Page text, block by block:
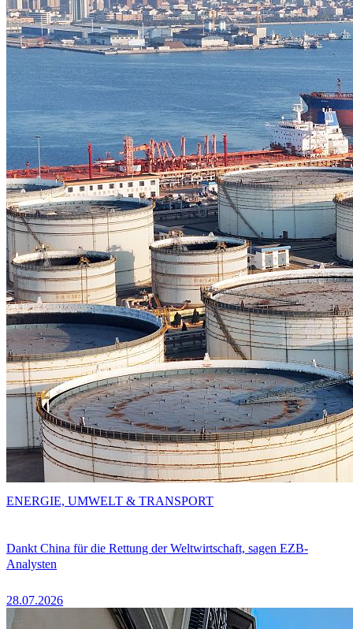
Dankt China für die Rettung der Weltwirtschaft, sagen EZB-
Analysten
28.07.2026
ENERGIE, UMWELT & TRANSPORT